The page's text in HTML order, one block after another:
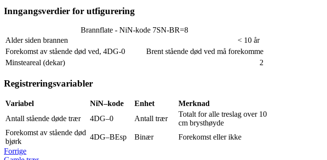
Inngangsverdier for utfigurering
Brannflate - NiN-kode 7SN-BR=8
Alder siden brannen
< 10 år
Forekomst av stående død ved, 4DG-0
Brent stående død ved må forekomme
Minsteareal (dekar)
2
Registreringsvariabler
Variabel NiN–kode Enhet
Merknad
Antall stående døde trær
4DG–0 Antall trær
Totalt for alle treslag over 10
cm brysthøyde
Forekomst av stående død
bjørk
4DG–BEsp Binær
Forekomst eller ikke
Forrige